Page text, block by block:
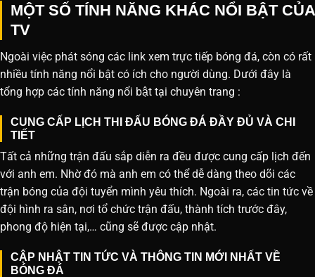
MỘT SỐ TÍNH NĂNG KHÁC NỔI BẬT CỦA
TV
Ngoài việc phát sóng các link xem trực tiếp bóng đá, còn có rất
nhiều tính năng nổi bật có ích cho người dùng. Dưới đây là
tổng hợp các tính năng nổi bật tại chuyên trang :
CUNG CẤP LỊCH THI ĐẤU BÓNG ĐÁ ĐẦY ĐỦ VÀ CHI
TIẾT
Tất cả những trận đấu sắp diễn ra đều được cung cấp lịch đến
với anh em. Nhờ đó mà anh em có thể dễ dàng theo dõi các
trận bóng của đội tuyển mình yêu thích. Ngoài ra, các tin tức về
đội hình ra sân, nơi tổ chức trận đấu, thành tích trước đây,
phong độ hiện tại,… cũng sẽ được cập nhật.
CẬP NHẬT TIN TỨC VÀ THÔNG TIN MỚI NHẤT VỀ
BÓNG ĐÁ